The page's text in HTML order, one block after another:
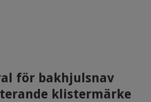
för bakhjulsnav
klistermärke